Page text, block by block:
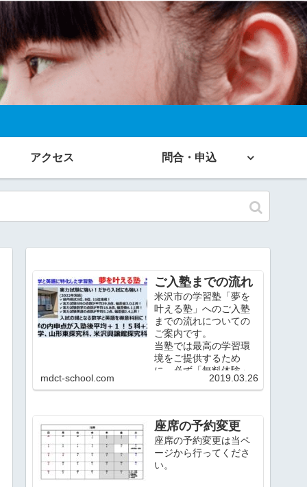
アクセス 問合・申込
ご入塾までの流れ
米沢市の学習塾「夢を
叶える塾」へのご入塾
までの流れについての
ご案内です。
当塾では最高の学習環
境をご提供するため
に、必ず「無料体験」
をご利用いただいた上
す。
mdct-school.com 2019.03.26
座席の予約変更
座席の予約変更は当ペ
ージから行ってくださ
い。